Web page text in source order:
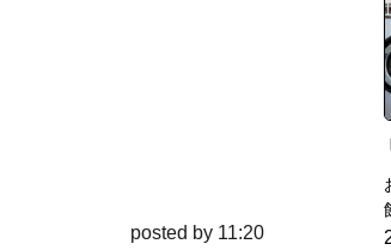
posted by 11:20